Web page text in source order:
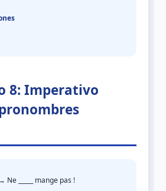
8: Imperativo
Ne _____ mange pas !